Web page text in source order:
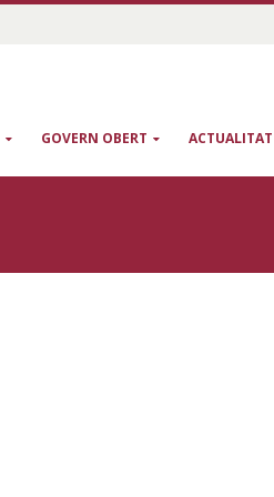
GOVERN OBERT ACTUALITAT